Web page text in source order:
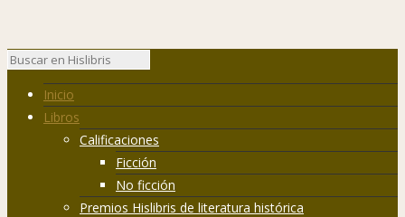
Inicio
Libros
Calificaciones
Ficción
No ficción
Premios Hislibris de literatura histórica